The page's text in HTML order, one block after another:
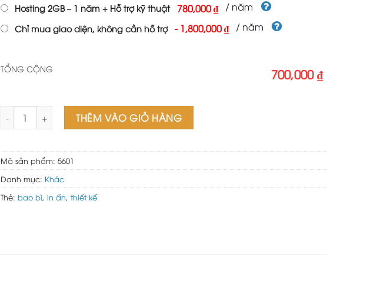
Hosting 2GB – 1 năm + Hỗ trợ kỹ thuật 780,000 ₫ / năm
Chỉ mua giao diện, không cần hỗ trợ -1,800,000 ₫ / năm
TỔNG CỘNG 700,000 ₫
Mẫu Website In Ấn số lượngTHÊM VÀO GIỎ HÀNG
Mã sản phẩm: 5601
Danh mục: Khác
Thẻ: bao bì in ấn thiết kế